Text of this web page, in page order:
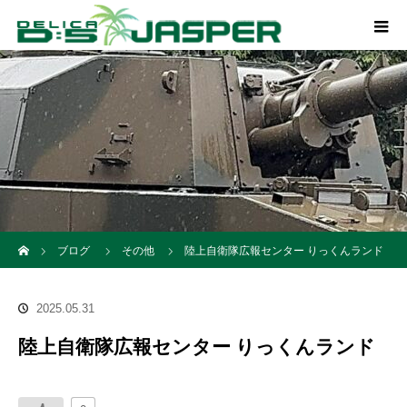
ブログ
その他 陸上自衛隊広報センター りっくんランド
2025.05.31
陸上自衛隊広報センター りっくんランド